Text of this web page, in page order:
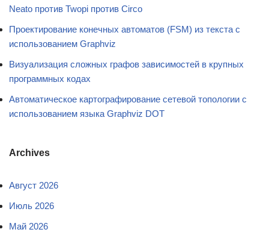
Neato против Twopi против Circo
Проектирование конечных автоматов (FSM) из текста с
использованием Graphviz
Визуализация сложных графов зависимостей в крупных
программных кодах
Автоматическое картографирование сетевой топологии с
использованием языка Graphviz DOT
Archives
Август 2026
Июль 2026
Май 2026